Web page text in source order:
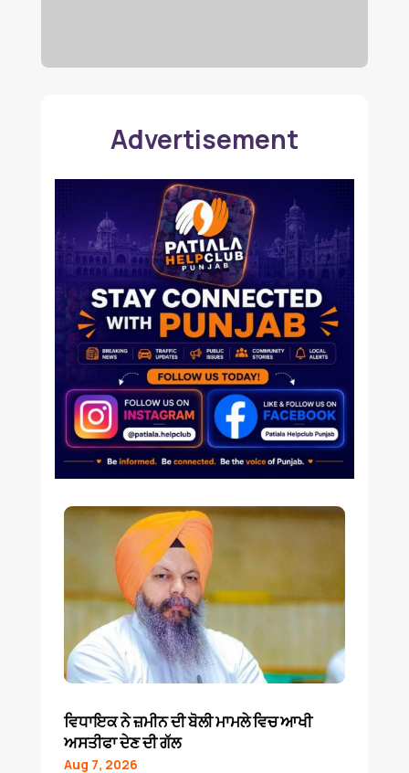
Advertisement
ਵਿਧਾਇਕ ਨੇ ਜ਼ਮੀਨ ਦੀ ਬੋਲੀ ਮਾਮਲੇ ਵਿਚ ਆਖੀ
ਅਸਤੀਫਾ ਦੇਣ ਦੀ ਗੱਲ
Aug 7, 2026